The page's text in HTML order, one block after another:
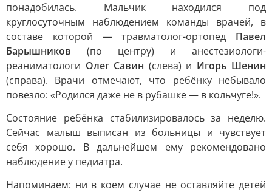
понадобилась. Мальчик находился под
круглосуточным наблюдением команды врачей, в
составе которой — травматолог-ортопед Павел
Барышников (по центру) и анестезиологи-
реаниматологи Олег Савин (слева) и Игорь Шенин
(справа). Врачи отмечают, что ребёнку небывало
повезло: «Родился даже не в рубашке — в кольчуге!».
Состояние ребёнка стабилизировалось за неделю.
Сейчас малыш выписан из больницы и чувствует
себя хорошо. В дальнейшем ему рекомендовано
наблюдение у педиатра.
Напоминаем: ни в коем случае не оставляйте детей